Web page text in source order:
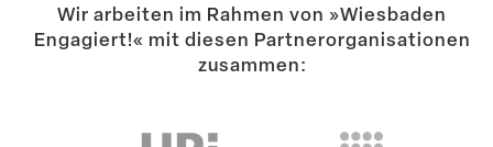
Wir arbeiten im Rahmen von »Wiesbaden
Engagiert!« mit diesen Partner­or­ga­ni­sa­tionen
zusammen: